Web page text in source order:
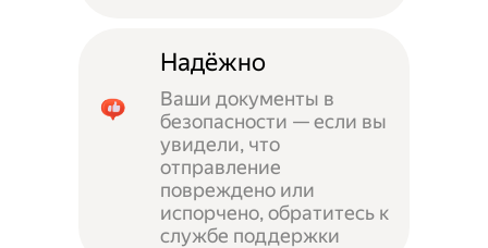
Надёжно
Ваши документы в
безопасности — если вы
увидели, что
отправление
повреждено или
испорчено, обратитесь к
службе поддержки